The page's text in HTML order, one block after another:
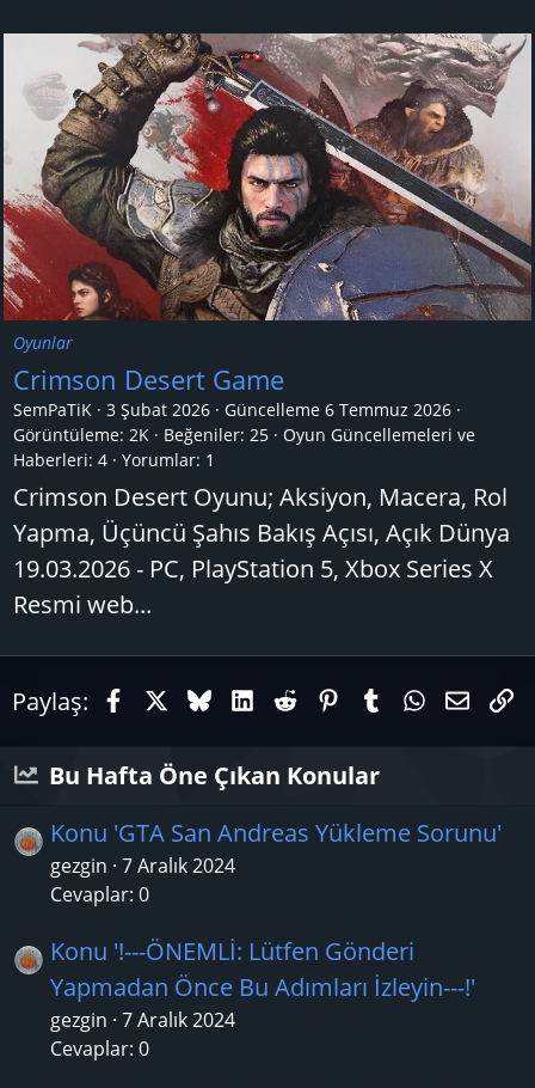
Oyunlar
Crimson Desert Game
SemPaTiK 3 Şubat 2026 Güncelleme 6 Temmuz 2026
Görüntüleme: 2K
Beğeniler: 25
Oyun Güncellemeleri ve
Haberleri: 4 Yorumlar: 1
Crimson Desert Oyunu; Aksiyon, Macera, Rol
Yapma, Üçüncü Şahıs Bakış Açısı, Açık Dünya
19.03.2026 - PC, PlayStation 5, Xbox Series X
Resmi web...
Paylaş: FacebookX (Twitter)
BlueskyLinkedIn
RedditPinterestTumblrE-
Bu Hafta Öne Çıkan Konular
Konu 'GTA San Andreas Yükleme Sorunu'
gezgin 7 Aralık 2024
Cevaplar: 0
Konu '!---ÖNEMLİ: Lütfen Gönderi
Yapmadan Önce Bu Adımları İzleyin---!'
gezgin 7 Aralık 2024
Cevaplar: 0